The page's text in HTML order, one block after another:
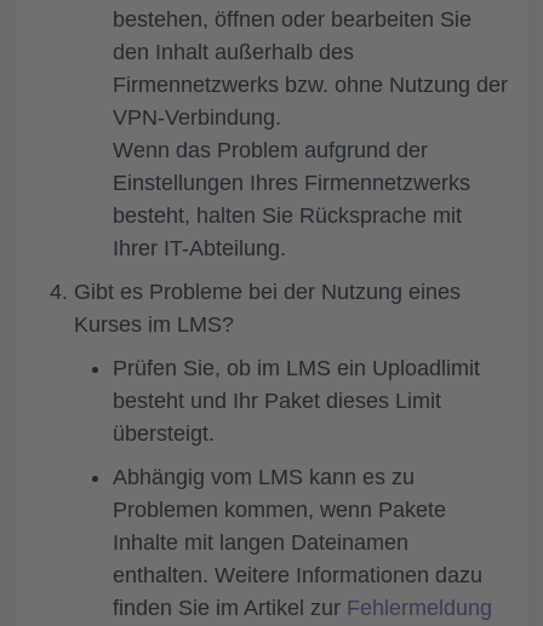
bestehen, öffnen oder bearbeiten Sie
den Inhalt außerhalb des
Firmennetzwerks bzw. ohne Nutzung der
VPN-Verbindung.
Wenn das Problem aufgrund der
Einstellungen Ihres Firmennetzwerks
besteht, halten Sie Rücksprache mit
Ihrer IT-Abteilung.
Gibt es Probleme bei der Nutzung eines
Kurses im LMS?
Prüfen Sie, ob im LMS ein Uploadlimit
besteht und Ihr Paket dieses Limit
übersteigt.
Abhängig vom LMS kann es zu
Problemen kommen, wenn Pakete
Inhalte mit langen Dateinamen
enthalten. Weitere Informationen dazu
finden Sie im Artikel zur Fehlermeldung